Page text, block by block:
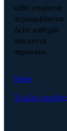
κάθε επιφάνεια
περιλαμβάνεται.
Δείτε καθεμία
από κοντά
παρακάτω.
Notes
Τι μόλις συνέβη;